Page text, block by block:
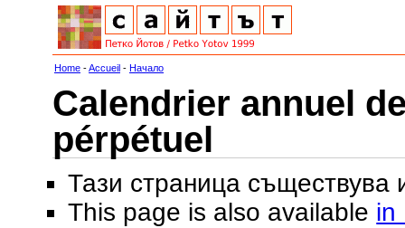
Home -Accueil - Начало
Calendrier annuel
pérpétuel
Тази страница съществува
This page is also available in